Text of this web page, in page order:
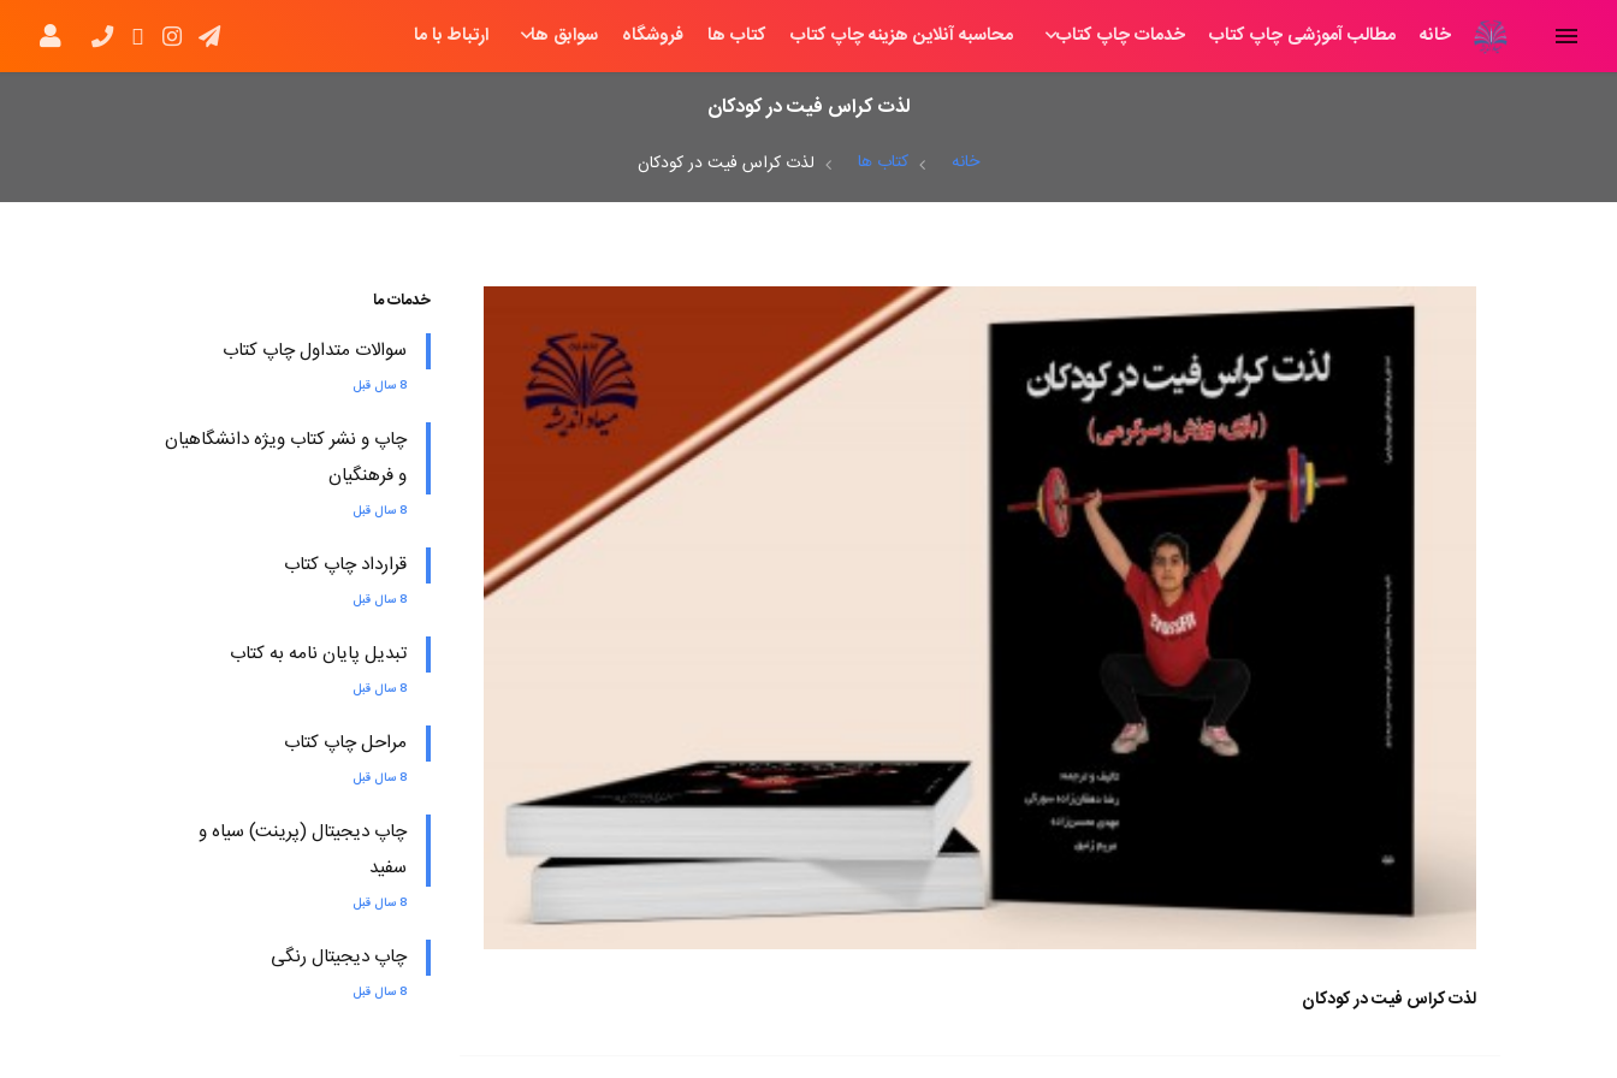
خانه مطالب آموزشی چاپ کتاب خدمات چاپ کتاب محاسبه آنلاین هزینه چاپ کتاب کتاب ها فروشگاه سوابق ها ارتباط با ما
لذت کراس فیت در کودکان
خانه کتاب ها لذت کراس فیت در کودکان
لذت کراس فیت در کودکان
خدمات ما
سوالات متداول چاپ کتاب
8 سال قبل
چاپ و نشر کتاب ویژه دانشگاهیان
و فرهنگیان
8 سال قبل
قرارداد چاپ کتاب
8 سال قبل
تبدیل پایان نامه به کتاب
8 سال قبل
مراحل چاپ کتاب
8 سال قبل
چاپ دیجیتال (پرینت) سیاه و
سفید
8 سال قبل
چاپ دیجیتال رنگی
8 سال قبل